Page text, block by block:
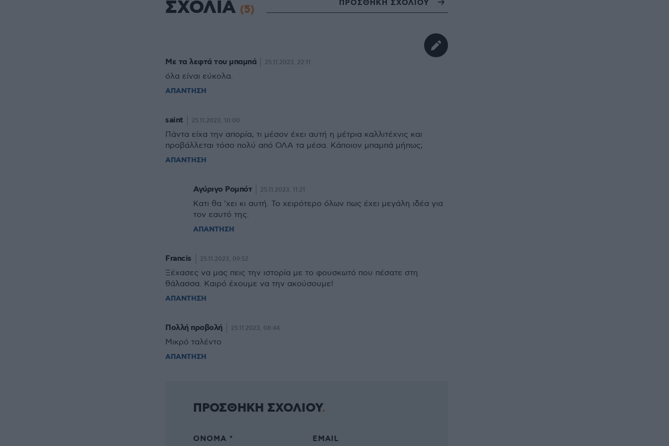
ΣΧΟΛΙΑ (5) ΠΡΟΣΘΗΚΗ ΣΧΟΛΙΟΥ
Με τα λεφτά του μπαμπά 25.11.2023, 22:11
όλα είναι εύκολα.
ΑΠΑΝΤΗΣΗ
saint 25.11.2023, 10:00
Πάντα είχα την απορία, τι μέσον έχει αυτή η μέτρια καλλιτέχνις και
προβάλλεται τόσο πολύ από ΟΛΑ τα μέσα. Κάποιον μπαμπά μήπως;
ΑΠΑΝΤΗΣΗ
Αγύριγο Ρομπότ 25.11.2023, 11:21
Κατι θα 'χει κι αυτή. Το χειρότερο όλων πως έχει μεγάλη ιδέα για
τον εαυτό της.
ΑΠΑΝΤΗΣΗ
Francis 25.11.2023, 09:52
Ξέχασες να μας πεις την ιστορία με το φουσκωτό που πέσατε στη
θάλασσα. Καιρό έχουμε να την ακούσουμε!
ΑΠΑΝΤΗΣΗ
Πολλή προβολή 25.11.2023, 08:44
Μικρό ταλέντο
ΑΠΑΝΤΗΣΗ
ΠΡΟΣΘΗΚΗ ΣΧΟΛΙΟΥ
ΌΝΟΜΑ * EMAIL